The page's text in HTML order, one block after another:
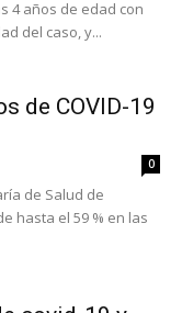
4 años de edad con
del caso, y...
de COVID-19
0
de Salud de
hasta el 59 % en las